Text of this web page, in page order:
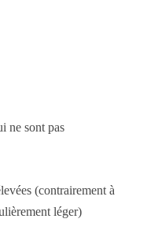
ne sont pas
(contrairement à
léger)